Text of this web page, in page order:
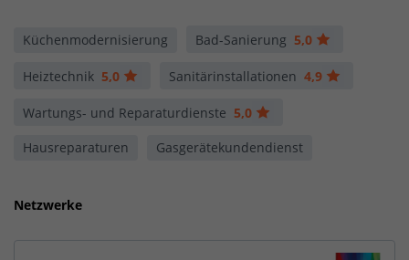
Küchenmodernisierung Bad-Sanierung 5,0
Heiztechnik 5,0 Sanitärinstallationen 4,9
Wartungs- und Reparaturdienste 5,0
Hausreparaturen
Gasgerätekundendienst
Netzwerke